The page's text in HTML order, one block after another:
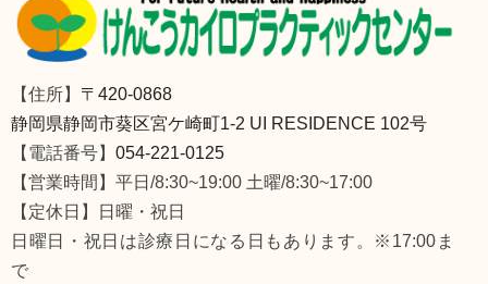
【住所】 〒420-0868
静岡県静岡市葵区宮ケ崎町1-2 UI RESIDENCE 102号
【電話番号】 054-221-0125
【営業時間】平日/8:30~19:00 土曜/8:30~17:00
【定休日】日曜・祝日
日曜日・祝日は診療日になる日もあります。※17:00ま
で